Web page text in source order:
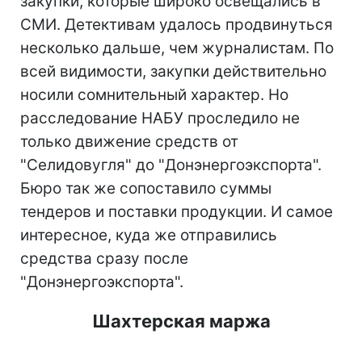
СМИ. Детективам удалось продвинуться
несколько дальше, чем журналистам. По
всей видимости, закупки действительно
носили сомнительный характер. Но
расследование НАБУ проследило не
только движение средств от
"Селидовугля" до "Донэнергоэкспорта".
Бюро так же сопоставило суммы
тендеров и поставки продукции. И самое
интересное, куда же отправились
средства сразу после
"Донэнергоэкспорта".
Шахтерская маржа